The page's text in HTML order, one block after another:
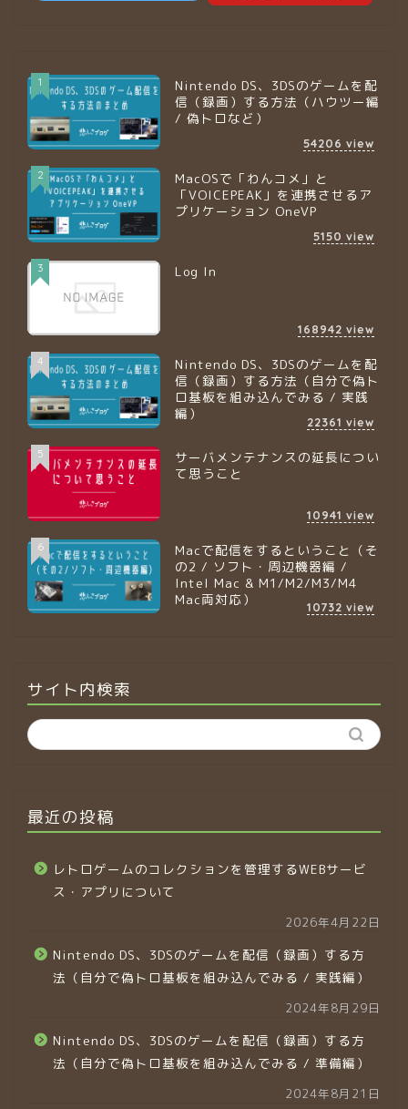
1
Nintendo DS、3DSのゲームを配
信（録画）する方法（ハウツー編
/ 偽トロなど）
54206 view
2
MacOSで「わんコメ」と
「VOICEPEAK」を連携させるア
プリケーション OneVP
5150 view
3 Log In
168942 view
4
Nintendo DS、3DSのゲームを配
信（録画）する方法（自分で偽ト
ロ基板を組み込んでみる / 実践
編）
22361 view
5
サーバメンテナンスの延長につい
て思うこと
10941 view
6
Macで配信をするということ（そ
の2 / ソフト・周辺機器編 /
Intel Mac & M1/M2/M3/M4
Mac両対応）
10732 view
サイト内検索
最近の投稿
レトロゲームのコレクションを管理するWEBサービ
ス・アプリについて
2026年4月22日
Nintendo DS、3DSのゲームを配信（録画）する方
法（自分で偽トロ基板を組み込んでみる / 実践編）
2024年8月29日
Nintendo DS、3DSのゲームを配信（録画）する方
法（自分で偽トロ基板を組み込んでみる / 準備編）
2024年8月21日